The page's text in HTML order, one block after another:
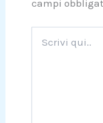
campi
qui..